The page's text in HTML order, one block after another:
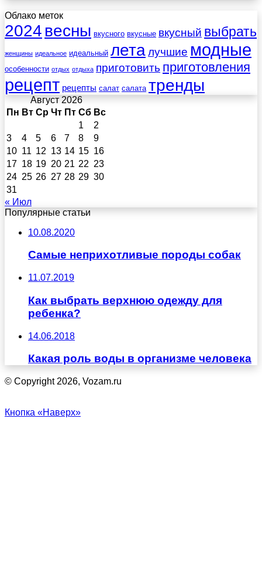
Облако меток
2024 весны вкусного вкусные вкусный выбрать
женщины идеальное идеальный леталучшие модные
особенности отдых отдыха приготовить приготовления
рецепт рецепты салат салата тренды
Август 2026
Пн Вт Ср Чт Пт Сб Вс
1
2
3
4 5 6 7 8
9
10 11 12 13 14 15 16
17 18 19 20 21 22 23
24 25 26 27 28 29 30
31
« Июл
Популярные статьи
10.08.2020
Самые неприхотливые породы собак
11.07.2019
Как выбрать верхнюю одежду для
ребенка?
14.06.2018
Какая роль воды в организме человека
© Copyright 2026, Vozam.ru
Кнопка «Наверх»